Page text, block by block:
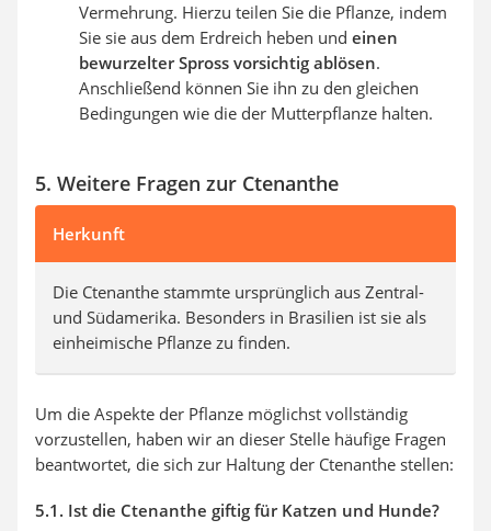
Vermehrung. Hierzu teilen Sie die Pflanze, indem
Sie sie aus dem Erdreich heben und einen
bewurzelter Spross vorsichtig ablösen.
Anschließend können Sie ihn zu den gleichen
Bedingungen wie die der Mutterpflanze halten.
5. Weitere Fragen zur Ctenanthe
Herkunft
Die Ctenanthe stammte ursprünglich aus Zentral-
und Südamerika. Besonders in Brasilien ist sie als
einheimische Pflanze zu finden.
Um die Aspekte der Pflanze möglichst vollständig
vorzustellen, haben wir an dieser Stelle häufige Fragen
beantwortet, die sich zur Haltung der Ctenanthe stellen:
5.1. Ist die Ctenanthe giftig für Katzen und Hunde?